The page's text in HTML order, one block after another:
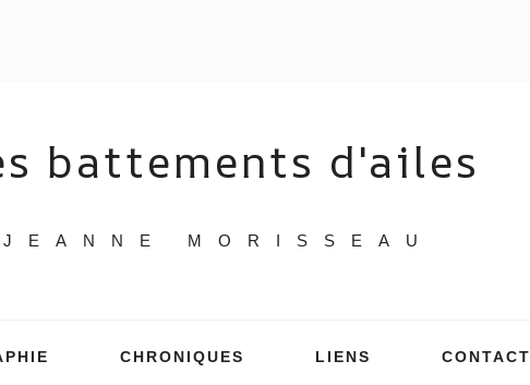
battements d'ailes
JEANNE MORISSEAU
CHRONIQUES LIENS CONTACT